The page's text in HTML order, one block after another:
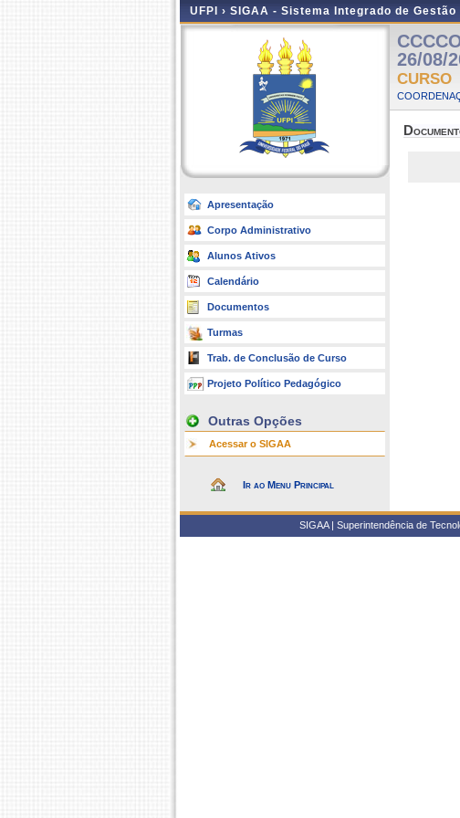
UFPI › SIGAA - Sistema Integrado de
Apresentação
Corpo Administrativo
Alunos Ativos
Calendário
Documentos
Turmas
Trab. de Conclusão de Curso
Projeto Político Pedagógico
Outras Opções
Acessar o SIGAA
Ir ao Menu Principal
26/08/
CURSO
SIGAA | Superintendência de